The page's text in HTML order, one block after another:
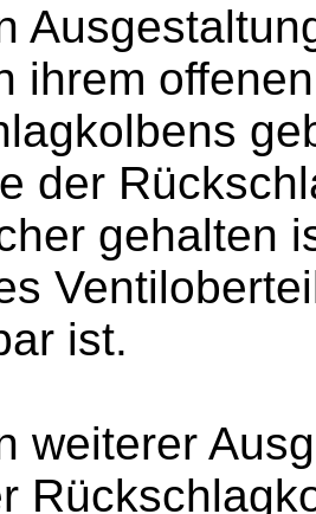
ihrem
der
gehalten
ist.
weiterer